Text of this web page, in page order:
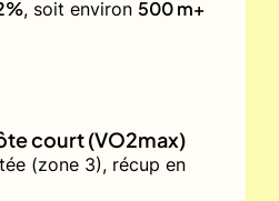
, soit environ 500 m+
court (VO2max)
(zone 3), récup en